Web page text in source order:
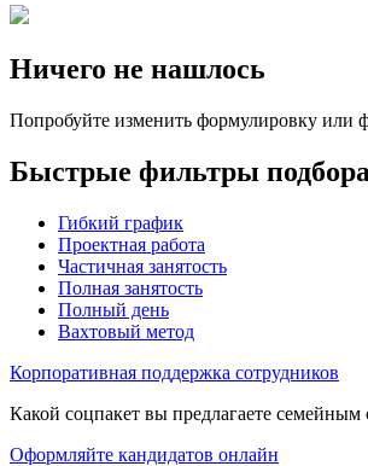
Ничего не нашлось
Попробуйте изменить формулировку или
Быстрые фильтры
Гибкий график
Проектная работа
Частичная занятость
Полная занятость
Полный день
Вахтовый метод
Корпоративная поддержка сотрудников
Какой соцпакет вы предлагаете семейным
Оформляйте кандидатов онлайн